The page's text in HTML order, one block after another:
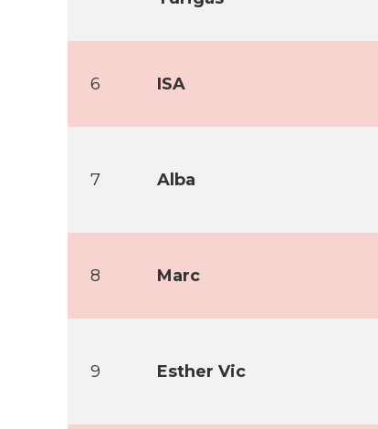
6 ISA
7 Alba
8 Marc
9 Esther Vic